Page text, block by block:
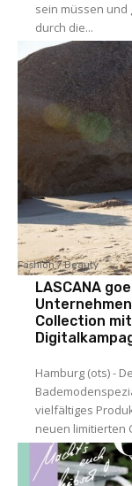
sein müssen und
durch die...
Fashion / Beauty
LASCANA
Collection
Hamburg (ots) -
vielfältiges
neuen limitierten